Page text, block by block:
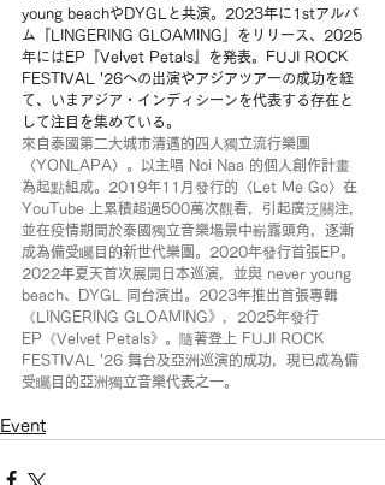
young beachやDYGLと共演。2023年に1stアルバ
ム『LINGERING GLOAMING』をリリース、2025
年にはEP『Velvet Petals』を発表。FUJI ROCK
FESTIVAL '26への出演やアジアツアーの成功を経
て、いまアジア・インディシーンを代表する存在と
して注目を集めている。
來自泰國第二大城市清邁的四人獨立流行樂團
〈YONLAPA〉。以主唱 Noi Naa 的個人創作計畫
為起點組成。2019年11月發行的〈Let Me Go〉在
YouTube 上累積超過500萬次觀看，引起廣泛關注，
並在疫情期間於泰國獨立音樂場景中嶄露頭角，逐漸
成為備受矚目的新世代樂團。2020年發行首張EP。
2022年夏天首次展開日本巡演，並與 never young
beach、DYGL 同台演出。2023年推出首張專輯
《LINGERING GLOAMING》，2025年發行
EP《Velvet Petals》。隨著登上 FUJI ROCK
FESTIVAL '26 舞台及亞洲巡演的成功，現已成為備
受矚目的亞洲獨立音樂代表之一。
Event